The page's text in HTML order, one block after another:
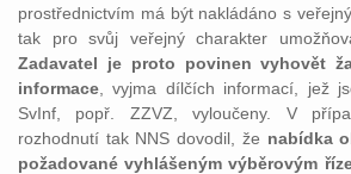
prostřednictvím má být nakládáno s
tak pro svůj veřejný charakter
Zadavatel je proto povinen vyhovět
informace , vyjma dílčích informací, jež
SvInf, popř. ZZVZ, vyloučeny. V
rozhodnutí tak NNS dovodil, že nabídka
požadované vyhlášeným výběrovým